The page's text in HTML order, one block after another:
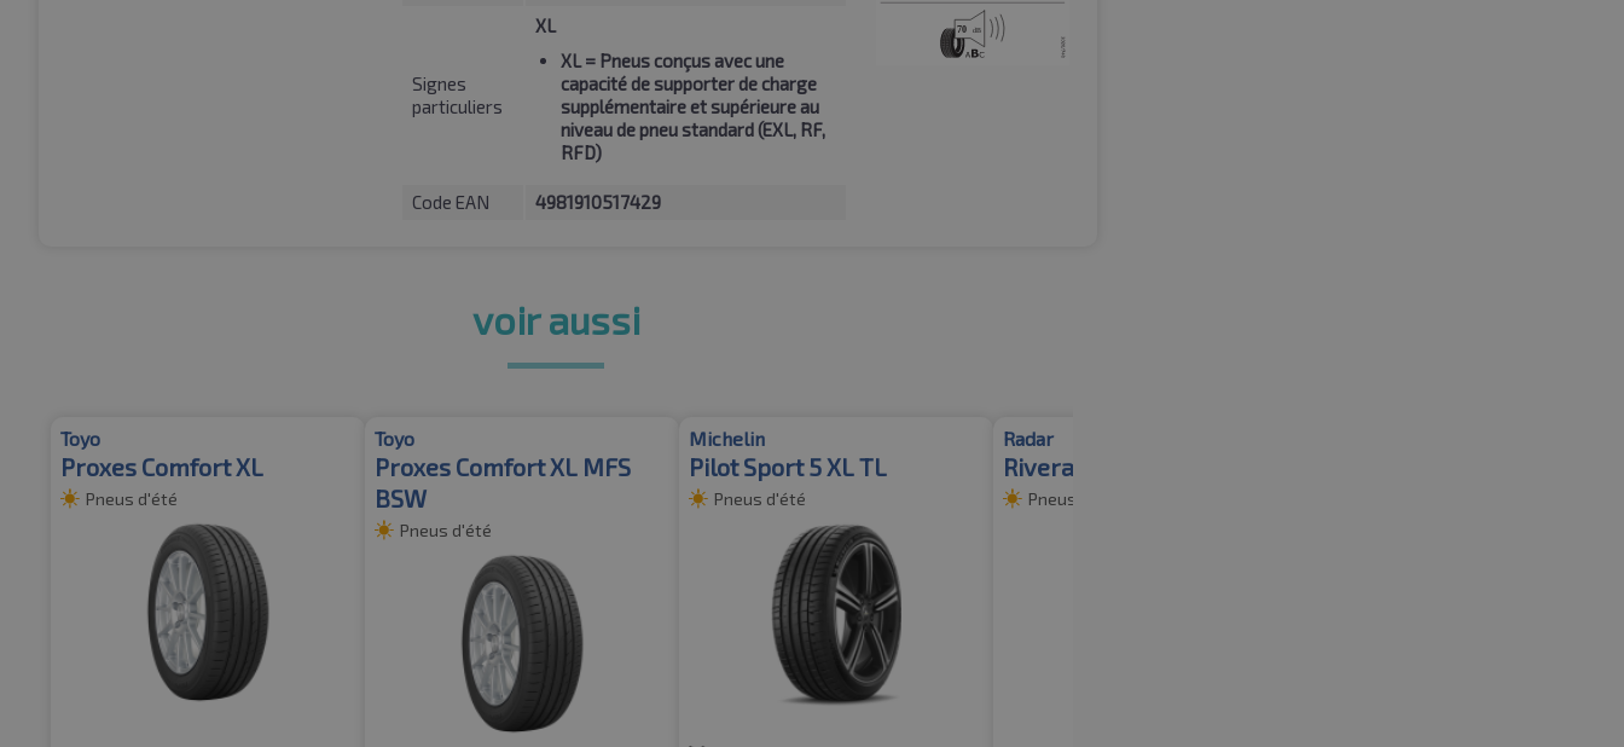
Signes
particuliers
XL
XL= Pneus conçus avec une
capacité de supporter de charge
supplémentaire et supérieure au
niveau de pneu standard (EXL, RF,
RFD)
Code EAN 4981910517429
voir aussi
Toyo
Proxes Comfort XL
Pneus d'été
Toyo
Proxes Comfort XL MFS
BSW
Pneus d'été
Michelin
Pilot Sport 5 XL TL
Pneus d'été
Radar
Rivera PRO 2 XL
Pneus d'été